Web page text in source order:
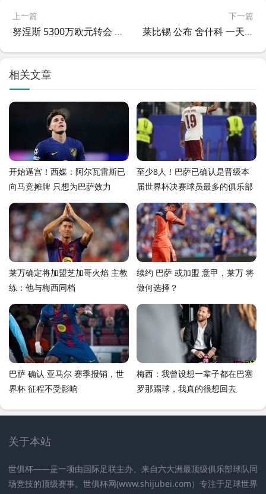
上一篇
努涅斯 5300万欧元转会 利雅得新月，签约3年
下一篇
莱比锡 公布 舍什科 一天食谱
相关文章
开始逼宫！西媒：阿尔瓦雷斯已
向马竞摊牌 只想为巴萨效力
至少8人！巴萨已确认是晋级本
届世界杯决赛球员最多的俱乐部
莱万确定将加盟芝加哥火焰 主教
练：他与梅西同档
续约 巴萨 或加盟 意甲，莱万 将
做何选择？
巴萨 确认 亚马尔 赛季报销，世
界杯 征程不受影响
梅西：我曾设想一辈子都在巴塞
罗那踢球，我真的很想回去
关于本站
世俱杯——是一项由国际足联主办、来自六大洲最顶级俱乐部球队同
场竞技的顶级赛事。世俱杯网(www.shijubei.com）专注于足球世界